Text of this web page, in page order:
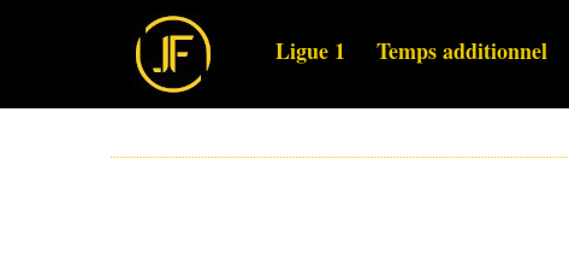
Ligue 1 Temps additionnel